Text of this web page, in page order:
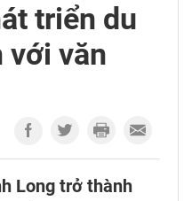
triển du
với văn
Long trở thành